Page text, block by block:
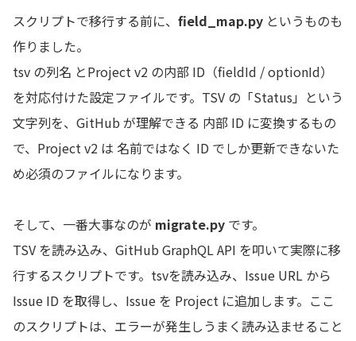
スクリプトで移行する前に、 field_map.py というものも
作りました。
tsv の列名 とProject v2 の内部 ID（fieldId / optionId）
を対応付けた設定ファイルです。TSV の「Status」という
文字列を、GitHub が理解できる 内部 ID に変換するもの
で、Project v2 は 名前ではなく ID でしか更新できないた
め必須のファイルになります。
そして、一番大事なのが migrate.py です。
TSV を読み込み、GitHub GraphQL API を叩いて実際に移
行するスクリプトです。tsvを読み込み、Issue URL から
Issue ID を取得し、Issue を Project に追加します。ここ
のスクリプトは、エラーが発生しうまく読み込ませること